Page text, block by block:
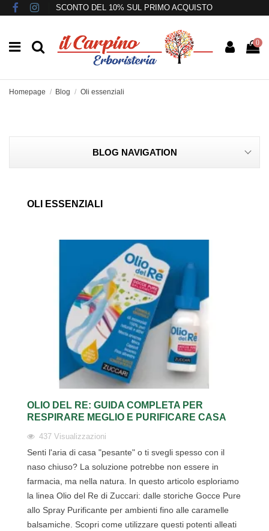
SCONTO DEL 10% SUL PRIMO ACQUISTO
0
Homepage Blog Oli essenziali
BLOG NAVIGATION
OLI ESSENZIALI
OLIO DEL RE: GUIDA COMPLETA PER
RESPIRARE MEGLIO E PURIFICARE CASA
437 Visualizzazioni
Senti l'aria di casa "pesante" o ti svegli spesso con il
naso chiuso? La soluzione potrebbe non essere in
farmacia, ma nella natura. In questo articolo esploriamo
la linea Olio del Re di Zuccari: dalle storiche Gocce Pure
allo Spray Purificante per ambienti fino alle caramelle
balsamiche. Scopri come utilizzare questi potenti alleati